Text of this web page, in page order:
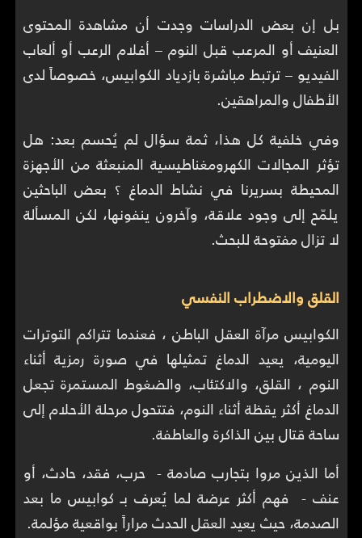
بل إن بعض الدراسات وجدت أن مشاهدة المحتوى
العنيف أو المرعب قبل النوم – أفلام الرعب أو ألعاب
الفيديو – ترتبط مباشرة بازدياد الكوابيس، خصوصاً لدى
الأطفال والمراهقين.
وفي خلفية كل هذا، ثمة سؤال لم يُحسم بعد: هل
تؤثر المجالات الكهرومغناطيسية المنبعثة من الأجهزة
المحيطة بسريرنا في نشاط الدماغ ؟ بعض الباحثين
يلمّح إلى وجود علاقة، وآخرون ينفونها، لكن المسألة
لا تزال مفتوحة للبحث.
القلق والاضطراب النفسي
الكوابيس مرآة العقل الباطن ، فعندما تتراكم التوترات
اليومية، يعيد الدماغ تمثيلها في صورة رمزية أثناء
النوم ، القلق، والاكتئاب، والضغوط المستمرة تجعل
الدماغ أكثر يقظة أثناء النوم، فتتحول مرحلة الأحلام إلى
ساحة قتال بين الذاكرة والعاطفة.
أما الذين مروا بتجارب صادمة - حرب، فقد، حادث، أو
عنف - فهم أكثر عرضة لما يُعرف بـ كوابيس ما بعد
الصدمة، حيث يعيد العقل الحدث مراراً بواقعية مؤلمة.